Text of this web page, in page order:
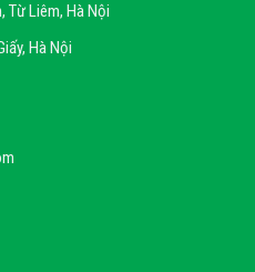
Từ Liêm, Hà Nội
Hà Nội